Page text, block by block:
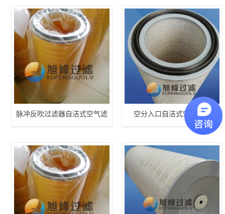
脉冲反吹过滤器自洁式空气滤
空分入口自洁式空气滤芯